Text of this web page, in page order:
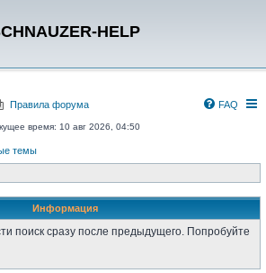
HELP
Правила форума FAQ
время: 10 авг 2026, 04:50
темы
Информация
поиск сразу после предыдущего. Попробуйте